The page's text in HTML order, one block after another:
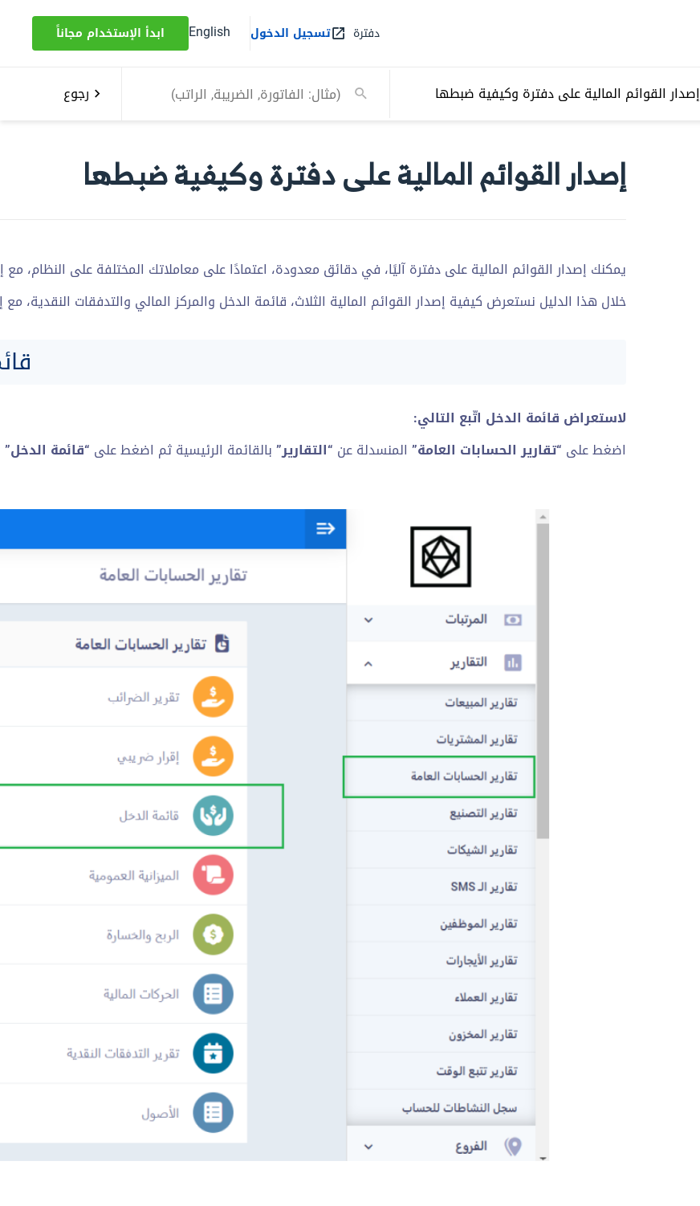
دفترة تسجيل الدخول English ابدأ الإستخدام مجاناً
إصدار القوائم المالية على دفترة وكيفية ضبطها رجوع
إصدار القوائم المالية على دفترة وكيفية ضبطها
يمكنك إصدار القوائم المالية على دفترة آليًا، في دقائق معدودة، اعتمادًا على معاملاتك المختلفة على النظام،
خلال هذا الدليل نستعرض كيفية إصدار القوائم المالية الثلاث، قائمة الدخل والمركز المالي والتدفقات
لاستعراض قائمة الدخل اتّبع التالي:
اضغط على “تقارير الحسابات العامة”المنسدلة عن “التقارير”بالقائمة الرئيسية ثم اضغط على “قائمة الدخل”